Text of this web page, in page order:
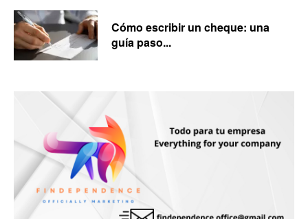
Cómo escribir un cheque: una
guía paso...